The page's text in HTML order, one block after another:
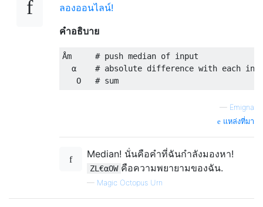
ลองออนไลน์!
คำอธิบาย
Åm     # push median of input
α    # absolute difference with each in
— Emigna
แหล่งที่มา
Median! นั่นคือคำที่ฉันกำลังมองหา!
ZL€αOW คือความพยายามของฉัน.
— Magic Octopus Urn